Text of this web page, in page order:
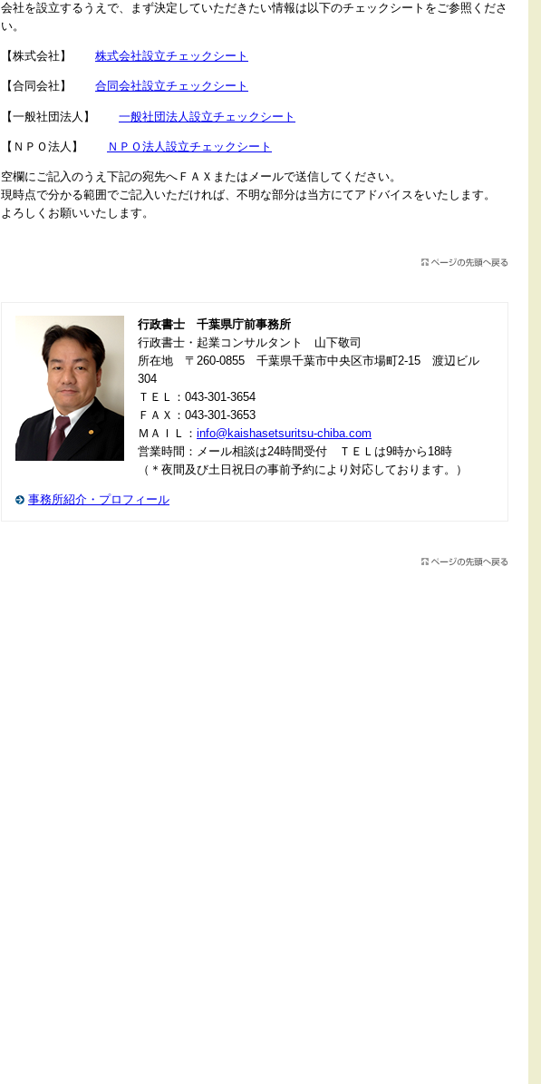
会社を設立するうえで、まず決定していただきたい情報は以下のチェックシートをご参照くださ
い。
【株式会社】 株式会社設立チェックシート
【合同会社】 合同会社設立チェックシート
【一般社団法人】 一般社団法人設立チェックシート
【ＮＰＯ法人】 ＮＰＯ法人設立チェックシート
空欄にご記入のうえ下記の宛先へＦＡＸまたはメールで送信してください。
現時点で分かる範囲でご記入いただければ、不明な部分は当方にてアドバイスをいたします。
よろしくお願いいたします。
行政書士 千葉県庁前事務所
行政書士・起業コンサルタント 山下敬司
所在地 〒260-0855 千葉県千葉市中央区市場町2-15 渡辺ビル
304
ＴＥＬ：043-301-3654
ＦＡＸ：043-301-3653
ＭＡＩＬ： info@kaishasetsuritsu-chiba.com
営業時間：メール相談は24時間受付 ＴＥＬは9時から18時
（＊夜間及び土日祝日の事前予約により対応しております。）
事務所紹介・プロフィール